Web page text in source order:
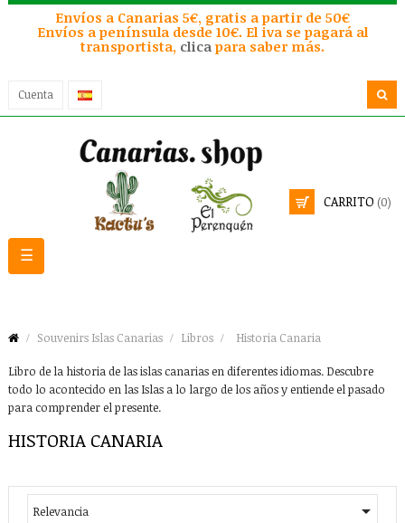
Envíos a Canarias 5€, gratis a partir de 50€
Envíos a península desde 10€. El iva se pagará al
transportista, clica para saber más.
Cuenta
CARRITO (0)
Navegación
de
☰
Souvenirs Islas Canarias Libros Historia Canaria
Libro de la historia de las islas canarias en diferentes idiomas. Descubre
todo lo acontecido en las Islas a lo largo de los años y entiende el pasado
para comprender el presente.
HISTORIA CANARIA
Relevancia 